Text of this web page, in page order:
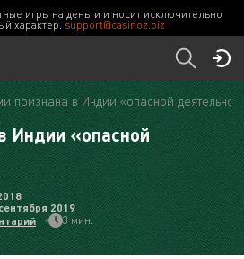
игры на деньги и носит исключительно
характер. support@casinoz.biz
признана в Индии «опасной
Индии «опасной
2019
3 мин.